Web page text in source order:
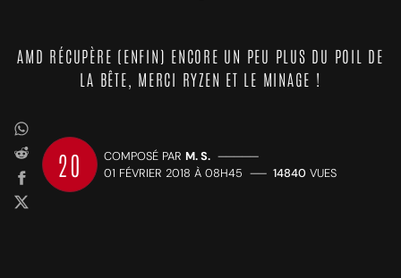
AMD RÉCUPÈRE (ENFIN) ENCORE UN PEU PLUS DU POIL DE
LA BÊTE, MERCI RYZEN ET LE MINAGE !
20 COMPOSÉ PAR M. S. —————
01 FÉVRIER 2018 À 08H45 —— 14840 VUES